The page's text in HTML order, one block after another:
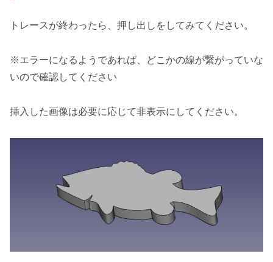
トレースが終わったら、押し出しをしてみてください。
※エラーになるようであれば、どこかの線が繋がっていな
いので確認してください
挿入した画像は必要に応じて非表示にしてください。